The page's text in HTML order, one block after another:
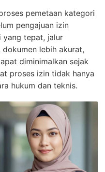
pemetaan kategori
pengajuan izin
yang tepat, jalur
lebih akurat,
diminimalkan sejak
proses izin tidak hanya
hukum dan teknis.